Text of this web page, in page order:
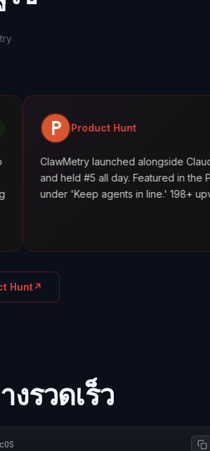
Product Hunt
launched alongside Claude Sonnet 4.6
#5 all day. Featured in the PH newsletter
'Keep agents in line.' 198+ upvotes.
Hunt↗
งรวดเร็ว